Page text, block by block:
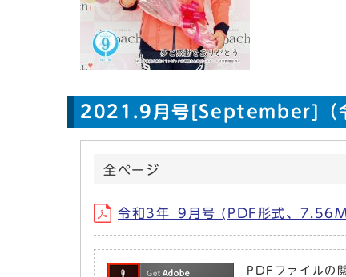
2021.9月号[September]（
全ぺージ
令和3年_9月号 (PDF形式、
PDFファイルの